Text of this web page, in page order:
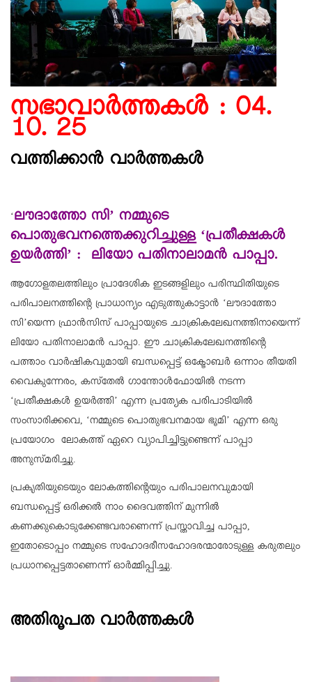
സഭാവാര്‍ത്തകള്‍ : 04.
10. 25
വത്തിക്കാൻ വാർത്തകൾ
‘ലൗദാത്തോ സി’ നമ്മുടെ
പൊതുഭവനത്തെക്കുറിച്ചുള്ള ‘പ്രതീക്ഷകള്‍
ഉയര്‍ത്തി’ : ലിയോ പതിനാലാമന്‍ പാപ്പാ.
ആഗോളതലത്തിലും പ്രാദേശിക ഇടങ്ങളിലും പരിസ്ഥിതിയുടെ
പരിപാലനത്തിന്റെ പ്രാധാന്യം എടുത്തുകാട്ടാന്‍ ‘ലൗദാത്തോ
സി’യെന്ന ഫ്രാന്‍സിസ് പാപ്പായുടെ ചാക്രികലേഖനത്തിനായെന്ന്
ലിയോ പതിനാലാമന്‍ പാപ്പാ. ഈ ചാക്രികലേഖനത്തിന്റെ
പത്താം വാര്‍ഷികവുമായി ബന്ധപ്പെട്ട് ഒക്ടോബര്‍ ഒന്നാം തീയതി
വൈകുന്നേരം, കസ്‌തേല്‍ ഗാന്തോള്‍ഫോയില്‍ നടന്ന
‘പ്രതീക്ഷകള്‍ ഉയര്‍ത്തി’ എന്ന പ്രത്യേക പരിപാടിയില്‍
സംസാരിക്കവെ, ‘നമ്മുടെ പൊതുഭവനമായ ഭൂമി’ എന്ന ഒരു
പ്രയോഗം ലോകത്ത് ഏറെ വ്യാപിച്ചിട്ടുണ്ടെന്ന് പാപ്പാ
അനുസ്മരിച്ചു.
പ്രകൃതിയുടെയും ലോകത്തിന്റെയും പരിപാലനവുമായി
ബന്ധപ്പെട്ട് ഒരിക്കല്‍ നാം ദൈവത്തിന് മുന്നില്‍
കണക്കുകൊടുക്കേണ്ടവരാണെന്ന് പ്രസ്താവിച്ച പാപ്പാ,
ഇതോടൊപ്പം നമ്മുടെ സഹോദരീസഹോദരന്മാരോടുള്ള കരുതലും
പ്രധാനപ്പെട്ടതാണെന്ന് ഓര്‍മ്മിപ്പിച്ചു.
അതിരൂപത വാർത്തകൾ